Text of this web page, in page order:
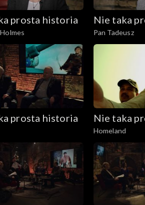
prosta historia Nie taka
Pan Tadeusz
prosta historia Nie taka
Homeland